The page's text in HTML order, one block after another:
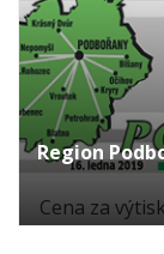
Region
Cena za